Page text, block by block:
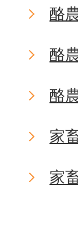
酪
酪
酪
家
家